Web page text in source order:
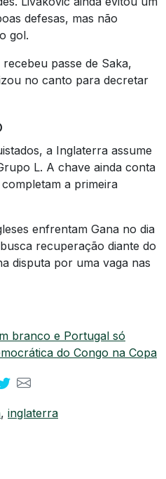
defesas, mas não
gol.
passe de Saka,
no canto para decretar
a Inglaterra assume
L. A chave ainda conta
a primeira
enfrentam Gana no dia
recuperação diante do
disputa por uma vaga nas
branco e Portugal só
do Congo na Copa
, inglaterra